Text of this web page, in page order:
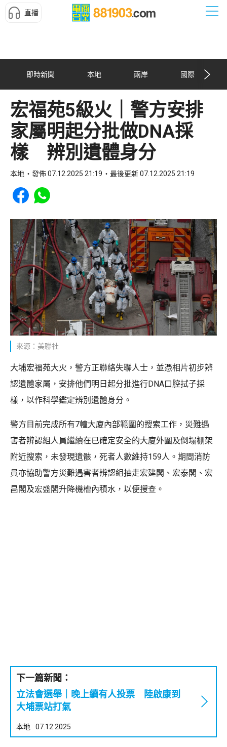
直播
即時新聞 本地 兩岸 國際
宏福苑5級火｜警方安排
家屬明起分批做DNA採
樣 辨別遺體身分
本地 發佈 07.12.2025 21:19 最後更新 07.12.2025 21:19
Share to Facebook
Share to WhatsApp
來源：美聯社
大埔宏福苑大火，警方正聯絡失聯人士，並憑相片初步辨
認遺體家屬，安排他們明日起分批進行DNA口腔拭子採
樣，以作科學鑑定辨別遺體身分。
警方目前完成所有7幢大廈內部範圍的搜索工作，災難遇
害者辨認組人員繼續在已確定安全的大廈外圍及倒塌棚架
附近搜索，未發現遺骸，死者人數維持159人。期間消防
員亦協助警方災難遇害者辨認組抽走宏建閣、宏泰閣、宏
昌閣及宏盛閣升降機槽內積水，以便搜查。
下一篇新聞：
立法會選舉｜晚上續有人投票 陸啟康到
大埔票站打氣
本地 07.12.2025